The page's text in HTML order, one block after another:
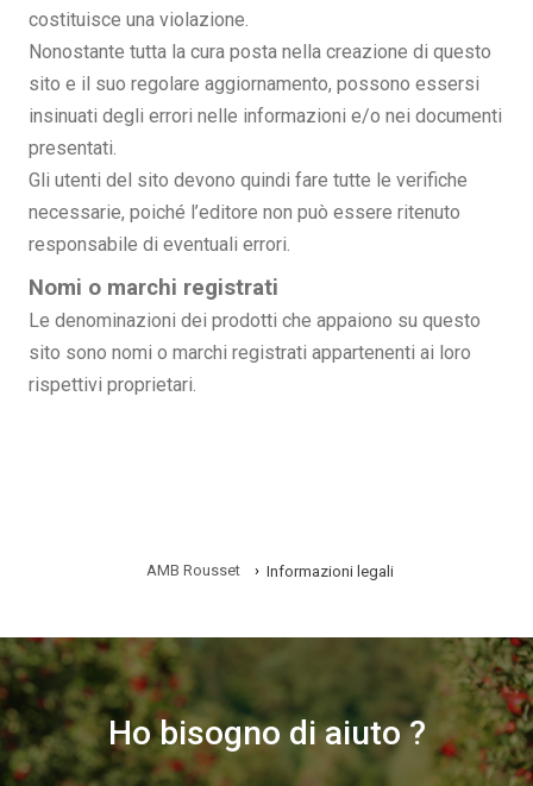
costituisce una violazione.
Nonostante tutta la cura posta nella creazione di questo
sito e il suo regolare aggiornamento, possono essersi
insinuati degli errori nelle informazioni e/o nei documenti
presentati.
Gli utenti del sito devono quindi fare tutte le verifiche
necessarie, poiché l’editore non può essere ritenuto
responsabile di eventuali errori.
Nomi o marchi registrati
Le denominazioni dei prodotti che appaiono su questo
sito sono nomi o marchi registrati appartenenti ai loro
rispettivi proprietari.
AMB Rousset › Informazioni legali
Ho bisogno di aiuto ?